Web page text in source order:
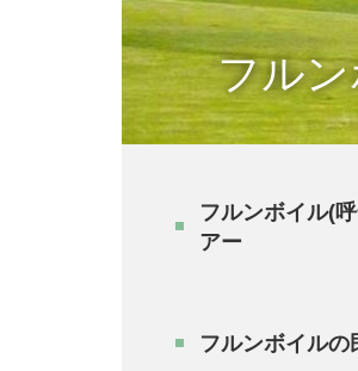
フル
フルンボイル(
アー
フルンボイルの